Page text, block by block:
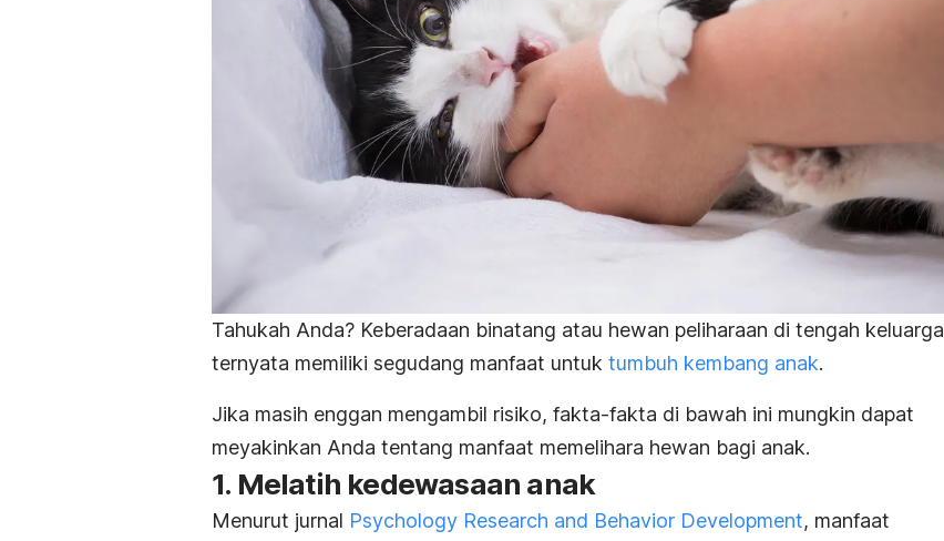
Tahukah Anda? Keberadaan binatang atau hewan peliharaan di tengah keluarga
ternyata memiliki segudang manfaat untuk tumbuh kembang anak.
Jika masih enggan mengambil risiko, fakta-fakta di bawah ini mungkin dapat
meyakinkan Anda tentang manfaat memelihara hewan bagi anak.
1. Melatih kedewasaan anak
Menurut jurnal Psychology Research and Behavior Development, manfaat